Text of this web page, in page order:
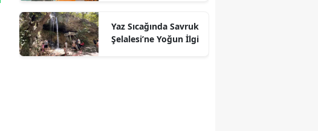
Yaz Sıcağında Savruk
Şelalesi’ne Yoğun İlgi